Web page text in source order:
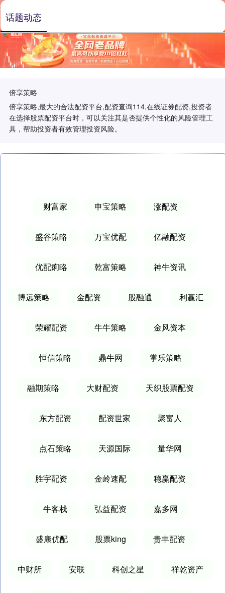
倍享策略
倍享策略,最大的合法配资平台,配资查询114,在线证券配资,投资者
在选择股票配资平台时，可以关注其是否提供个性化的风险管理工
具，帮助投资者有效管理投资风险。
话题动态
财富家 申宝策略 涨配资
盛谷策略 万宝优配 亿融配资
优配痢略 乾富策略 神牛资讯
博远策略 金配资 股融通 利赢汇
荣耀配资 牛牛策略 金风资本
恒信策略 鼎牛网 掌乐策略
融期策略 大财配资 天织股票配资
东方配资 配资世家 聚富人
点石策略 天源国际 量华网
胜宇配资 金岭速配 稳赢配资
牛客栈 弘益配资 嘉多网
盛康优配 股票king 贵丰配资
中财所 安联 科创之星 祥乾资产